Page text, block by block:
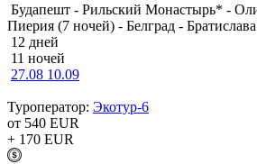
Будапешт - Рильский Монастырь* -
Пиерия (7 ночей) - Белград - Братислава
12 дней
11 ночей
27.08 10.09
Туроператор: Экотур-6
от 540 EUR
+ 170 EUR